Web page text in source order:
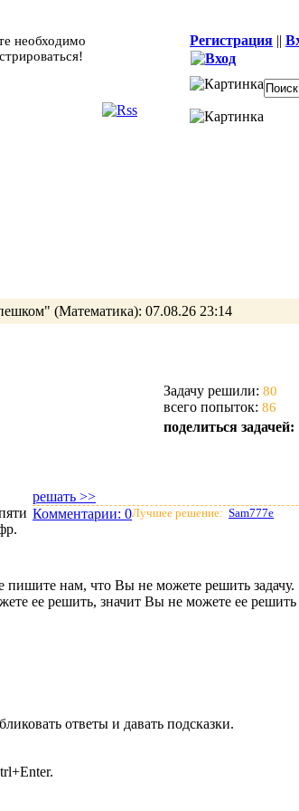
необходимо
Регистрация ||
(Математика): 07.08.26 23:14
Задачу решили: 80
всего попыток: 86
поделиться задачей:
решать >>
Комментарии: 0Лучшее решение: Sam777e
пишите нам, что Вы не можете решить задачу.
ее решить, значит Вы не можете ее решить
ответы и давать подсказки.